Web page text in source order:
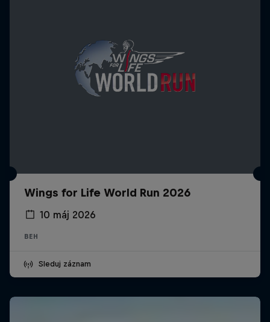
Wings for Life World Run 2026
10 máj 2026
BEH
Sleduj záznam